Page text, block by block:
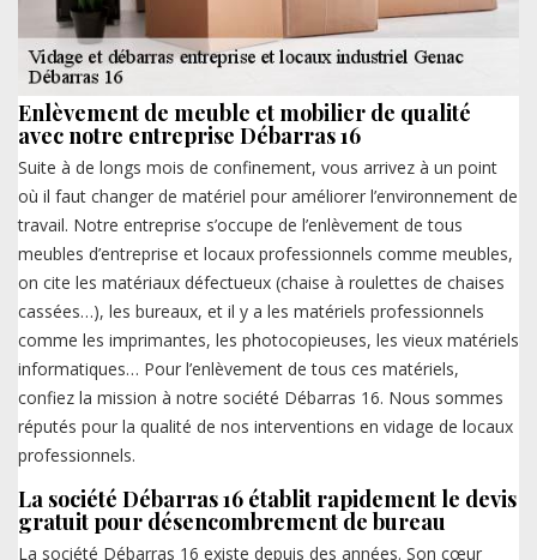
Enlèvement de meuble et mobilier de qualité
avec notre entreprise Débarras 16
Suite à de longs mois de confinement, vous arrivez à un point
où il faut changer de matériel pour améliorer l’environnement de
travail. Notre entreprise s’occupe de l’enlèvement de tous
meubles d’entreprise et locaux professionnels comme meubles,
on cite les matériaux défectueux (chaise à roulettes de chaises
cassées…), les bureaux, et il y a les matériels professionnels
comme les imprimantes, les photocopieuses, les vieux matériels
informatiques… Pour l’enlèvement de tous ces matériels,
confiez la mission à notre société Débarras 16. Nous sommes
réputés pour la qualité de nos interventions en vidage de locaux
professionnels.
La société Débarras 16 établit rapidement le devis
gratuit pour désencombrement de bureau
La société Débarras 16 existe depuis des années. Son cœur